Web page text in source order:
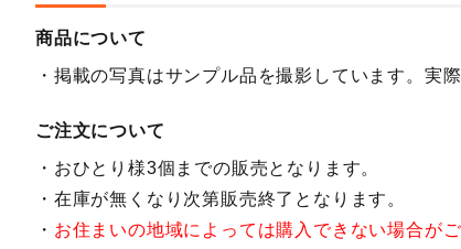
商品について
掲載の写真はサンプル品を撮影しています。実
ご注文について
おひとり様3個までの販売となります。
在庫が無くなり次第販売終了となります。
お住まいの地域によっては購入できない場合が